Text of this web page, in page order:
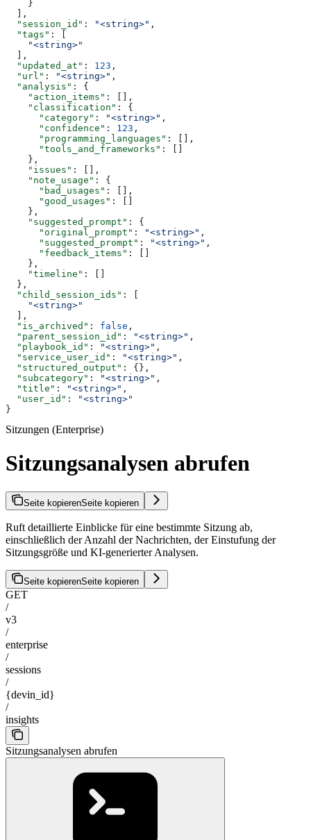
    }
  ],
  "session_id"
: "<string>" ,
  "tags"
: [
    "<string>"
  ],
  "updated_at"
: 123 ,
  "url"
: "<string>" ,
  "analysis"
: {
    "action_items"
: [],
    "classification"
: {
      "category"
: "<string>" ,
      "confidence"
: 123 ,
      "programming_languages"
: [],
      "tools_and_frameworks"
: []
    },
    "issues"
: [],
    "note_usage"
: {
      "bad_usages"
: [],
      "good_usages"
: []
    },
    "suggested_prompt"
: {
      "original_prompt"
: "<string>" ,
      "suggested_prompt"
: "<string>" ,
      "feedback_items"
: []
    },
    "timeline"
: []
  },
  "child_session_ids"
: [
    "<string>"
  ],
  "is_archived"
: false ,
  "parent_session_id"
: "<string>" ,
  "playbook_id"
: "<string>" ,
  "service_user_id"
: "<string>" ,
  "structured_output"
: {},
  "subcategory"
: "<string>" ,
  "title"
: "<string>" ,
  "user_id"
:
"<string>"
}
Sitzungen (Enterprise)
Sitzungsanalysen abrufen
Seite kopierenSeite kopieren
Ruft detaillierte Einblicke für eine bestimmte Sitzung ab,
einschließlich der Anzahl der Nachrichten, der Einstufung der
Sitzungsgröße und KI-generierter Analysen.
Seite kopierenSeite kopieren
GET
/
v3
/
enterprise
/
sessions
/
{devin_id}
/
insights
Sitzungsanalysen abrufen